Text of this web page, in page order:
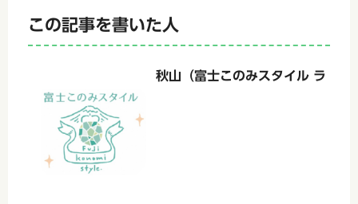
この記事を書いた人
秋山（富士このみスタイル ラ